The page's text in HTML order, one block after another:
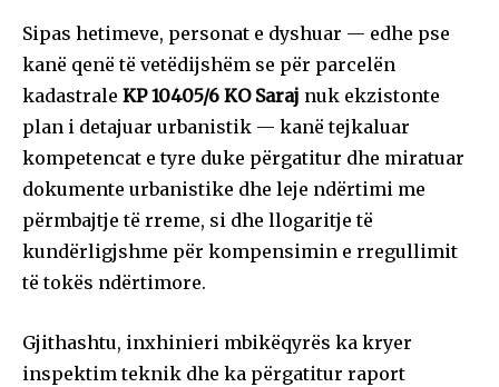
Sipas hetimeve, personat e dyshuar — edhe pse
kanë qenë të vetëdijshëm se për parcelën
kadastrale KP 10405/6 KO Saraj nuk ekzistonte
plan i detajuar urbanistik — kanë tejkaluar
kompetencat e tyre duke përgatitur dhe miratuar
dokumente urbanistike dhe leje ndërtimi me
përmbajtje të rreme, si dhe llogaritje të
kundërligjshme për kompensimin e rregullimit
të tokës ndërtimore.
Gjithashtu, inxhinieri mbikëqyrës ka kryer
inspektim teknik dhe ka përgatitur raport